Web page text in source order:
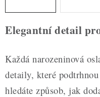
Hodnocení obchodu
Blog
Podmínky ochrany osobních
Elegantní detail
Každá narozeninová
detaily, které
hledáte způsob, jak